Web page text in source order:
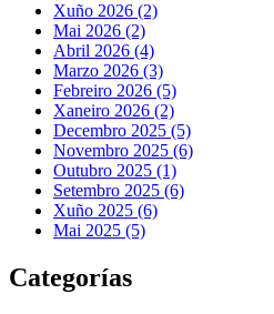
Xuño 2026 (2)
Mai 2026 (2)
Abril 2026 (4)
Marzo 2026 (3)
Febreiro 2026 (5)
Xaneiro 2026 (2)
Decembro 2025 (5)
Novembro 2025 (6)
Outubro 2025 (1)
Setembro 2025 (6)
Xuño 2025 (6)
Mai 2025 (5)
Categorías